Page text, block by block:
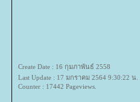
Create Date : 16 กุมภาพันธ์ 2558
Last Update : 17 มกราคม 2564 9:30:22 น.
Counter : 17442 Pageviews.